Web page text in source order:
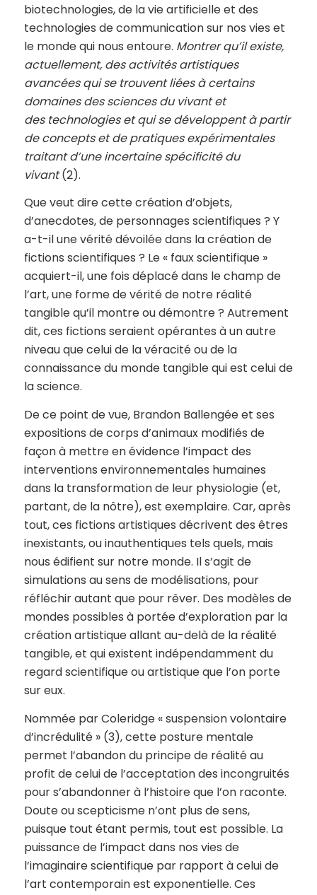
biotechnologies, de la vie artificielle et des
technologies de communication sur nos vies et
le monde qui nous entoure. Montrerqu’il existe,
actuellement, des activités artistiques
avancées qui se trouvent liées à certains
domaines des sciences du vivant et
des technologies et qui se développent à partir
de concepts et de pratiques expérimentales
traitant d’une incertaine spécificité du
vivant(2).
Que veut dire cette création d’objets,
d’anecdotes, de personnages scientifiques ? Y
a-t-il une vérité dévoilée dans la création de
fictions scientifiques ? Le « faux scientifique »
acquiert-il, une fois déplacé dans le champ de
l’art, une forme de vérité de notre réalité
tangible qu’il montre ou démontre ? Autrement
dit, ces fictions seraient opérantes à un autre
niveau que celui de la véracité ou de la
connaissance du monde tangible qui est celui de
la science.
De ce point de vue, Brandon Ballengée et ses
expositions de corps d’animaux modifiés de
façon à mettre en évidence l’impact des
interventions environnementales humaines
dans la transformation de leur physiologie (et,
partant, de la nôtre), est exemplaire. Car, après
tout, ces fictions artistiques décrivent des êtres
inexistants, ou inauthentiques tels quels, mais
nous édifient sur notre monde. Il s’agit de
simulations au sens de modélisations, pour
réfléchir autant que pour rêver. Des modèles de
mondes possibles à portée d’exploration par la
création artistique allant au-delà de la réalité
tangible, et qui existent indépendamment du
regard scientifique ou artistique que l’on porte
sur eux.
Nommée par Coleridge « suspension volontaire
d’incrédulité » (3), cette posture mentale
permet l’abandon du principe de réalité au
profit de celui de l’acceptation des incongruités
pour s’abandonner à l’histoire que l’on raconte.
Doute ou scepticisme n’ont plus de sens,
puisque tout étant permis, tout est possible. La
puissance de l’impact dans nos vies de
l’imaginaire scientifique par rapport à celui de
l’art contemporain est exponentielle. Ces